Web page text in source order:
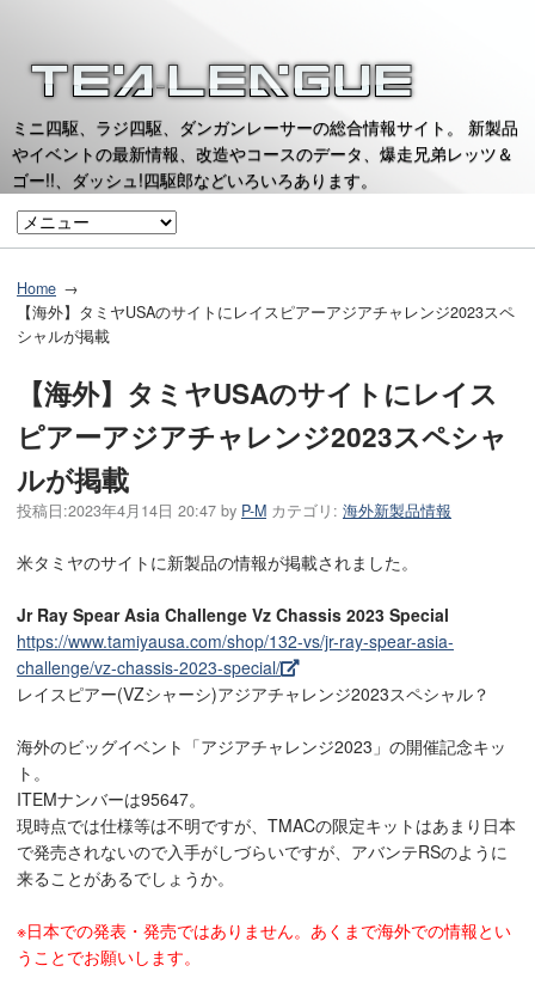
ミニ四駆、ラジ四駆、ダンガンレーサーの総合情報サイト。 新製品
やイベントの最新情報、改造やコースのデータ、爆走兄弟レッツ＆
ゴー!!、ダッシュ!四駆郎などいろいろあります。
Home
【海外】タミヤUSAのサイトにレイスピアーアジアチャレンジ2023スペ
シャルが掲載
【海外】タミヤUSAのサイトにレイス
ピアーアジアチャレンジ2023スペシャ
ルが掲載
投稿日:2023年4月14日 20:47 by P-M カテゴリ: 海外新製品情報
米タミヤのサイトに新製品の情報が掲載されました。
Jr Ray Spear Asia Challenge Vz Chassis 2023 Special
https://www.tamiyausa.com/shop/132-vs/jr-ray-spear-asia-
challenge/vz-chassis-2023-special/
レイスピアー(VZシャーシ)アジアチャレンジ2023スペシャル？
海外のビッグイベント「アジアチャレンジ2023」の開催記念キッ
ト。
ITEMナンバーは95647。
現時点では仕様等は不明ですが、TMACの限定キットはあまり日本
で発売されないので入手がしづらいですが、アバンテRSのように
来ることがあるでしょうか。
※日本での発表・発売ではありません。あくまで海外での情報とい
うことでお願いします。